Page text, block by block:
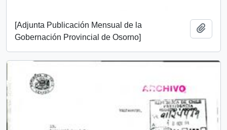
[Adjunta Publicación Mensual de la
Gobernación Provincial de Osorno]